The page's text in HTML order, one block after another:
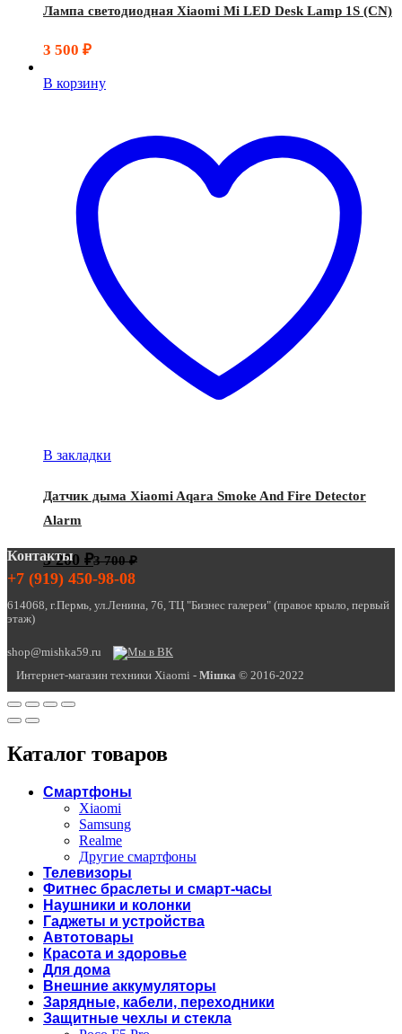
Лампа светодиодная Xiaomi Mi LED Desk Lamp 1S (CN)
3 500 ₽
В корзину
В закладки
Датчик дыма Xiaomi Aqara Smoke And Fire Detector
Alarm
3 200 ₽3 700₽
Контакты
+7 (919) 450-98-08
614068, г.Пермь, ул.Ленина, 76, ТЦ "Бизнес галереи" (правое крыло, первый
этаж)
shop@mishka59.ru
Интернет-магазин техники Xiaomi - Miшка © 2016-2022
Каталог товаров
Смартфоны
Xiaomi
Samsung
Realme
Другие смартфоны
Телевизоры
Фитнес браслеты и смарт-часы
Наушники и колонки
Гаджеты и устройства
Автотовары
Красота и здоровье
Для дома
Внешние аккумуляторы
Зарядные, кабели, переходники
Защитные чехлы и стекла